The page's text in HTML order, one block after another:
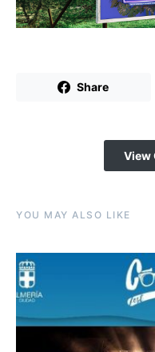
Share
View
YOU MAY ALSO LIKE